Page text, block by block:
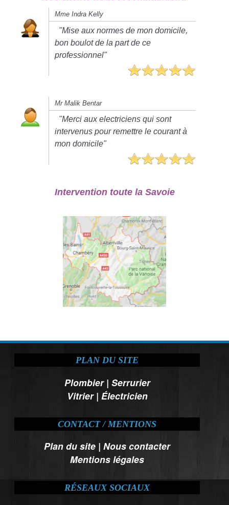
Mme Indra Kelly
"Mise aux normes de mon domicile,
bon boulot de la part de ce
professionnel"
Mr Malik Bentar
"Merci aux electriciens qui sont
intervenus pour remettre le courant à
mon domicile"
Intervention toute la Savoie
PLAN DU SITE
Plombier| Serrurier
Vitrier| Électricien
CONTACT / MENTIONS
Plan du site |Nous contacter
Mentions légales
RÉSEAUX SOCIAUX